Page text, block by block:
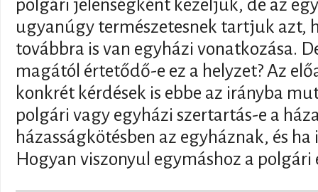
polgári jelenségként kezeljük, de az
ugyanúgy természetesnek tartjuk azt,
továbbra is van egyházi vonatkozása.
magától értetődő-e ez a helyzet? Az
konkrét kérdések is ebbe az irányba
polgári vagy egyházi szertartás-e a
házasságkötésben az egyháznak, és ha
Hogyan viszonyul egymáshoz a polgári